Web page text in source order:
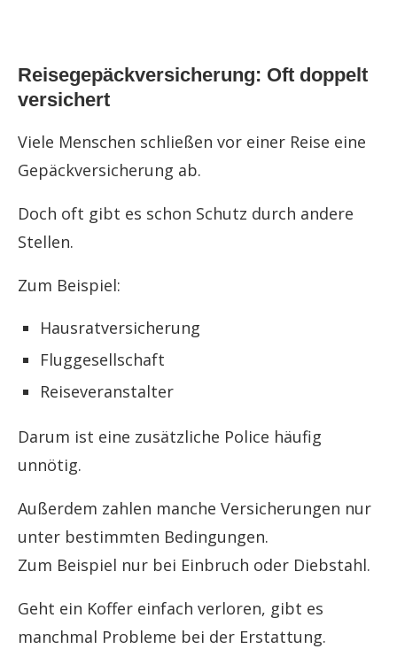
Reisegepäckversicherung: Oft doppelt
versichert
Viele Menschen schließen vor einer Reise eine
Gepäckversicherung ab.
Doch oft gibt es schon Schutz durch andere
Stellen.
Zum Beispiel:
Hausratversicherung
Fluggesellschaft
Reiseveranstalter
Darum ist eine zusätzliche Police häufig
unnötig.
Außerdem zahlen manche Versicherungen nur
unter bestimmten Bedingungen.
Zum Beispiel nur bei Einbruch oder Diebstahl.
Geht ein Koffer einfach verloren, gibt es
manchmal Probleme bei der Erstattung.